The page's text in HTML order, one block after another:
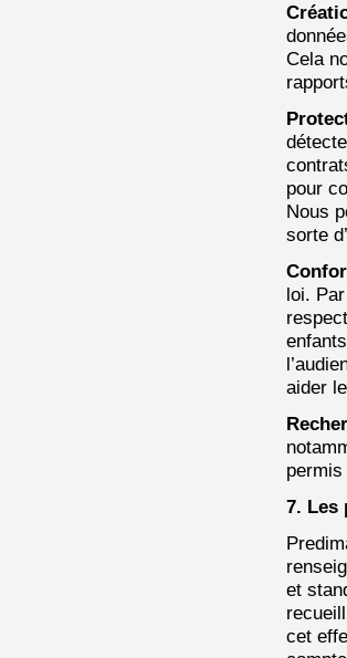
Cela
pour
Nous
sorte
loi.
aider
7. Les
et
cet